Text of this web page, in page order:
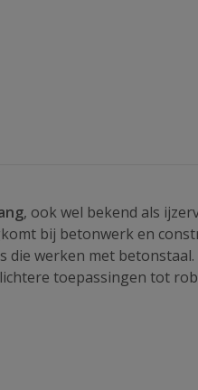
, ook wel bekend als
bij betonwerk en
die werken met betonstaal.
toepassingen tot